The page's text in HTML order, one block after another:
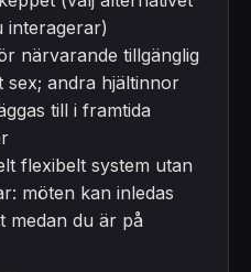
interagerar)
närvarande tillgänglig
sex; andra hjältinnor
till i framtida
flexibelt system utan
möten kan inledas
medan du är på